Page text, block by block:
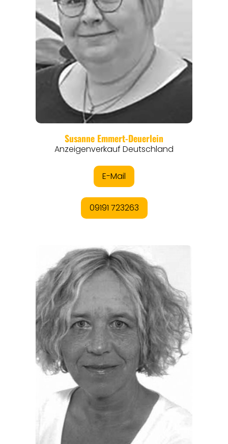
ORTE
EVENTS
REISEFÜHRER
REISEMAGAZINE
THEMEN
ANGEBOTE